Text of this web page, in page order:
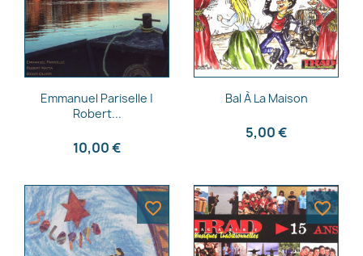
Aperçu rapide
Emmanuel Pariselle |
Robert...
10,00 €
Aperçu rapide
Bal À La Maison
5,00 €
favorite_border favorite_border